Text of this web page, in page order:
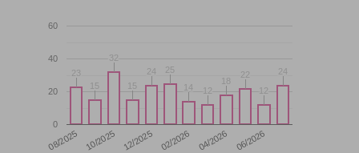
08/2025 10/2025 12/2025 02/2026 04/2026 06/2026
0
20
40
60
23
23
15
15
32
32
15
15
24
24 25
25
1414 12
12
1818
22
22
12
12
24
24